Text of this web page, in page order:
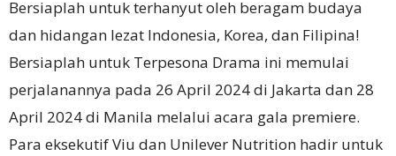
Bersiaplah untuk terhanyut oleh beragam budaya
dan hidangan lezat Indonesia, Korea, dan Filipina!
Bersiaplah untuk Terpesona Drama ini memulai
perjalanannya pada 26 April 2024 di Jakarta dan 28
April 2024 di Manila melalui acara gala premiere.
Para eksekutif Viu dan Unilever Nutrition hadir untuk